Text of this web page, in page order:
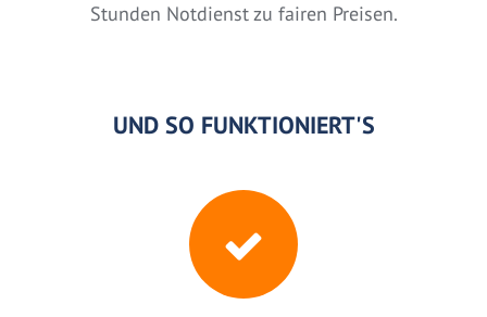
Stunden Notdienst zu fairen Preisen.
UND SO FUNKTIONIERT'S